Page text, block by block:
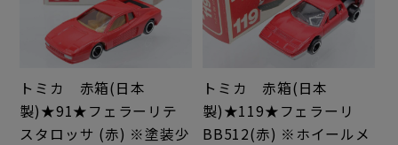
トミカ 赤箱(日本
製)★91★フェラーリテ
スタロッサ (赤) ※塗装少
トミカ 赤箱(日本
製)★119★フェラーリ
BB512(赤) ※ホイールメ